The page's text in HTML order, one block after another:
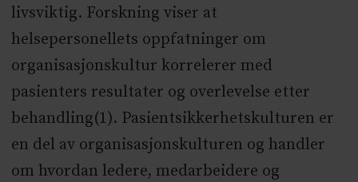
livsviktig. Forskning viser at
helsepersonellets oppfatninger om
organisasjonskultur korrelerer med
pasienters resultater og overlevelse etter
behandling(1). Pasientsikkerhetskulturen er
en del av organisasjonskulturen og handler
om hvordan ledere, medarbeidere og